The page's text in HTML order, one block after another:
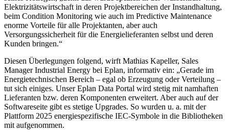
Elektrizitätswirtschaft in deren Projektbereichen der Instandhaltung,
beim Condition Monitoring wie auch im Predictive Maintenance
enorme Vorteile für alle Projektanten, aber auch
Versorgungssicherheit für die Energielieferanten selbst und deren
Kunden bringen.“
Diesen Überlegungen folgend, wirft Mathias Kapeller, Sales
Manager Industrial Energy bei Eplan, informativ ein: „Gerade im
Energietechnischen Bereich – egal ob Erzeugung oder Verteilung –
tut sich einiges. Unser Eplan Data Portal wird stetig mit namhaften
Lieferanten bzw. deren Komponenten erweitert. Aber auch auf der
Softwareseite gibt es stetige Upgrades. So wurden u. a. mit der
Plattform 2025 energiespezifische IEC-Symbole in die Bibliotheken
mit aufgenommen.